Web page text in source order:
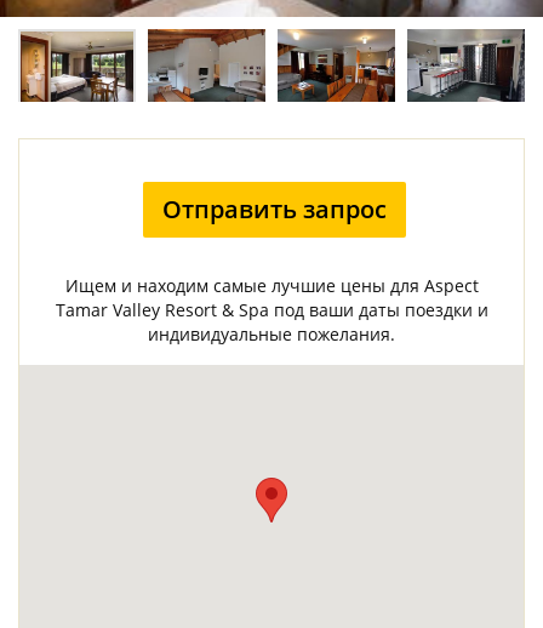
Отправить запрос
Ищем и находим самые лучшие цены для Aspect
Tamar Valley Resort & Spa под ваши даты поездки и
индивидуальные пожелания.